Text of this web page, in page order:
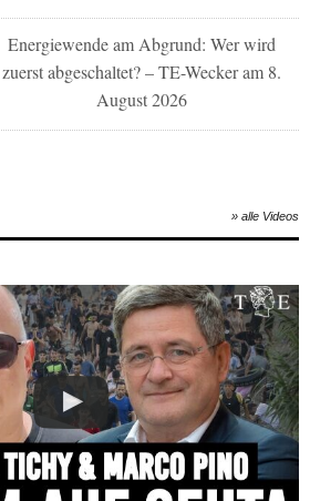
Energiewende am Abgrund: Wer wird
zuerst abgeschaltet? – TE-Wecker am 8.
August 2026
» alle Videos